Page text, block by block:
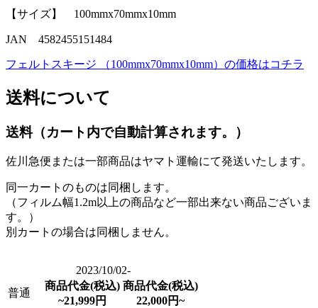
【サイズ】 100mmx70mmx10mm
JAN 4582455151484
フェルトスキージ （100mmx70mmx10mm）の価格はコチラ
送料について
送料（カート内で自動計算されます。）
佐川急便または一部商品はヤマト運輸にて発送いたします。
同一カートのものは同梱します。
（フィルム幅1.2m以上の商品など一部出来ない商品ございま
す。）
別カートの場合は同梱しません。
普通
商品代金(税込)
~21,999円
商品代金(税込)
22,000円~
2023/10/02-